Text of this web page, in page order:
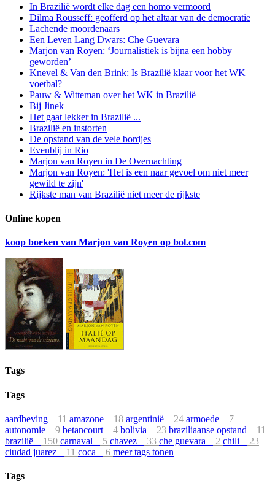
In Brazilië wordt elke dag een homo vermoord
Dilma Rousseff: geofferd op het altaar van de democratie
Lachende moordenaars
Een Leven Lang Dwars: Che Guevara
Marjon van Royen: ‘Journalistiek is bijna een hobby
geworden’
Knevel & Van den Brink: Is Brazilië klaar voor het WK
voetbal?
Pauw & Witteman over het WK in Brazilië
Bij Jinek
Het gaat lekker in Brazilië ...
Brazilië en instorten
De opstand van de vele bordjes
Evenblij in Rio
Marjon van Royen in De Overnachting
Marjon van Royen: 'Het is een naar gevoel om niet meer
gewild te zijn'
Rijkste man van Brazilië niet meer de rijkste
Online kopen
koop boeken van Marjon van Royen op bol.com
Tags
Tags
aardbeving 11 amazone 18 argentinië 24 armoede
7
autonomie
9 betancourt 4 bolivia 23 braziliaanse opstand
11
brazilië
150 carnaval 5 chavez 33 che guevara 2 chili
23
ciudad juarez
11 coca 6 meer tags tonen
Tags